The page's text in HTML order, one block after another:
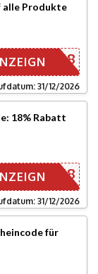
alle Produkte
DM18
31/12/2026
18% Rabatt
MR18
31/12/2026
für